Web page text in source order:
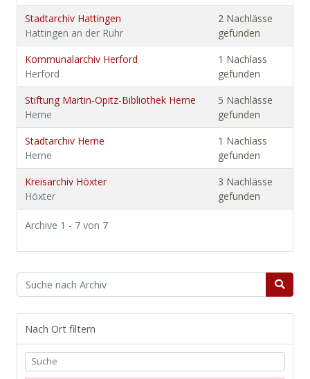
Stadtarchiv Hattingen
Hattingen an der Ruhr
2 Nachlässe
gefunden
Kommunalarchiv Herford
Herford
1 Nachlass
gefunden
Stiftung Martin-Opitz-Bibliothek Herne
Herne
5 Nachlässe
gefunden
Stadtarchiv Herne
Herne
1 Nachlass
gefunden
Kreisarchiv Höxter
Höxter
3 Nachlässe
gefunden
Archive 1 - 7 von 7
Nach Ort filtern